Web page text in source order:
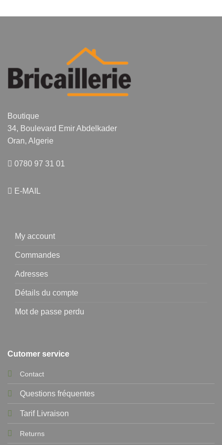
choisies
la
page
Boutique
34, Boulevard Emir Abdelkader
Oran, Algerie
0780 97 31 01
E-MAIL
My account
Commandes
Adresses
Détails du compte
Mot de passe perdu
Cutomer service
Contact
Questions fréquentes
Tarif Livraison
Returns